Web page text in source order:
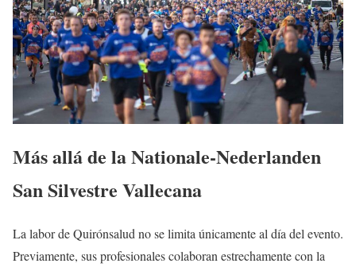
Más allá de la Nationale-Nederlanden
San Silvestre Vallecana
La labor de Quirónsalud no se limita únicamente al día del evento.
Previamente, sus profesionales colaboran estrechamente con la